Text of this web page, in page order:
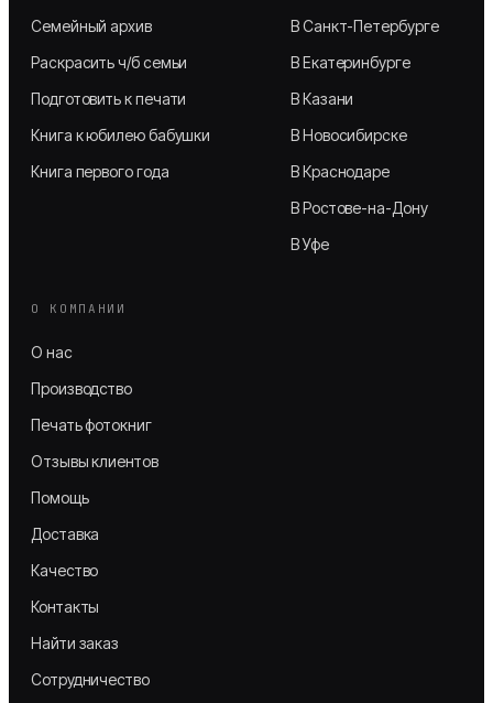
Семейный архив
Раскрасить ч/б семьи
Подготовить к печати
Книга к юбилею бабушки
Книга первого года
В Санкт-Петербурге
В Екатеринбурге
В Казани
В Новосибирске
В Краснодаре
В Ростове-на-Дону
В Уфе
О КОМПАНИИ
О нас
Производство
Печать фотокниг
Отзывы клиентов
Помощь
Доставка
Качество
Контакты
Найти заказ
Сотрудничество